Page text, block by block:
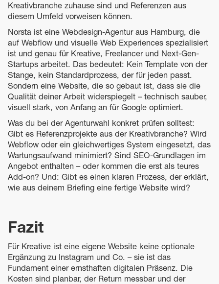
Kreativbranche zuhause sind und Referenzen aus
diesem Umfeld vorweisen können.
Norsta ist eine Webdesign-Agentur aus Hamburg, die
auf Webflow und visuelle Web Experiences spezialisiert
ist und genau für Kreative, Freelancer und Next-Gen-
Startups arbeitet. Das bedeutet: Kein Template von der
Stange, kein Standardprozess, der für jeden passt.
Sondern eine Website, die so gebaut ist, dass sie die
Qualität deiner Arbeit widerspiegelt – technisch sauber,
visuell stark, von Anfang an für Google optimiert.
Was du bei der Agenturwahl konkret prüfen solltest:
Gibt es Referenzprojekte aus der Kreativbranche? Wird
Webflow oder ein gleichwertiges System eingesetzt, das
Wartungsaufwand minimiert? Sind SEO-Grundlagen im
Angebot enthalten – oder kommen die erst als teures
Add-on? Und: Gibt es einen klaren Prozess, der erklärt,
wie aus deinem Briefing eine fertige Website wird?
Fazit
Für Kreative ist eine eigene Website keine optionale
Ergänzung zu Instagram und Co. – sie ist das
Fundament einer ernsthaften digitalen Präsenz. Die
Kosten sind planbar, der Return messbar und der